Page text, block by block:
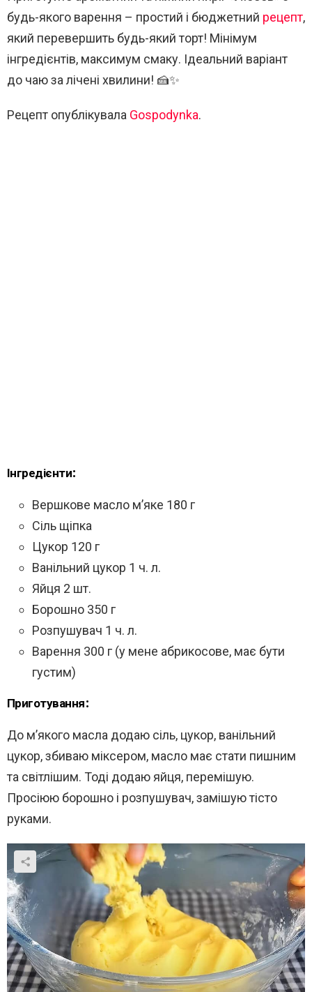
будь-якого варення – простий і бюджетний рецепт,
який перевершить будь-який торт! Мінімум
інгредієнтів, максимум смаку. Ідеальний варіант
до чаю за лічені хвилини! 🍰✨
Рецепт опублікувала Gospodynka.
Інгредієнти:
Вершкове масло м’яке 180 г
Сіль щіпка
Цукор 120 г
Ванільний цукор 1 ч. л.
Яйця 2 шт.
Борошно 350 г
Розпушувач 1 ч. л.
Варення 300 г (у мене абрикосове, має бути
густим)
Приготування:
До м’якого масла додаю сіль, цукор, ванільний
цукор, збиваю міксером, масло має стати пишним
та світлішим. Тоді додаю яйця, перемішую.
Просіюю борошно і розпушувач, замішую тісто
руками.